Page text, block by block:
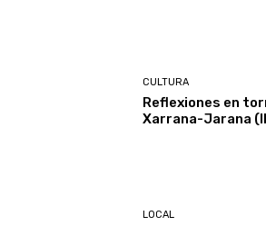
CULTURA
Reflexiones en
Xarrana-Jarana
LOCAL